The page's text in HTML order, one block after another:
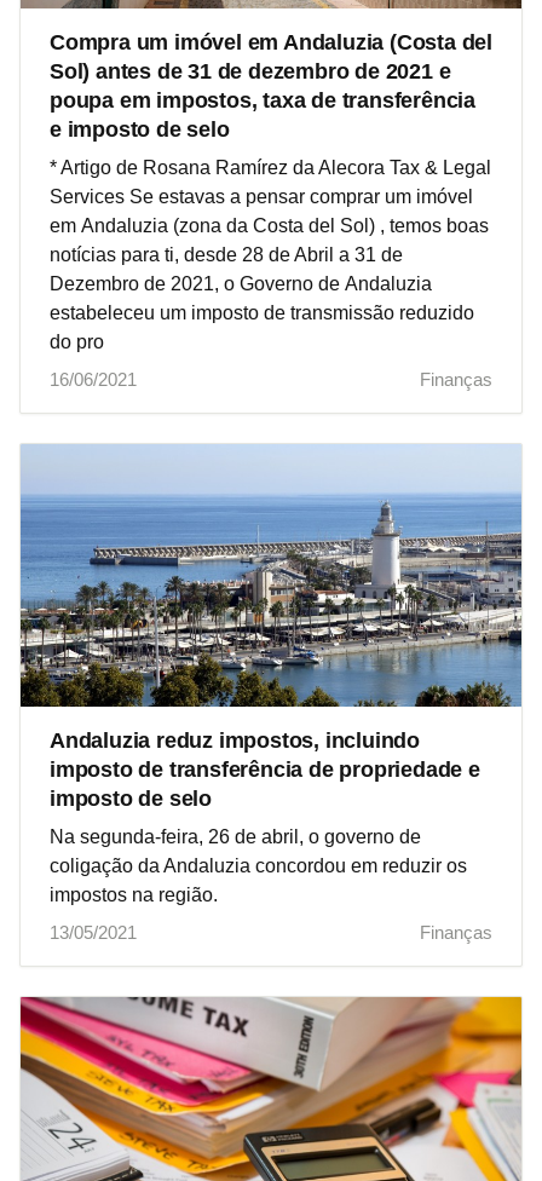
Compra um imóvel em Andaluzia (Costa del
Sol) antes de 31 de dezembro de 2021 e
poupa em impostos, taxa de transferência
e imposto de selo
* Artigo de Rosana Ramírez da Alecora Tax & Legal
Services Se estavas a pensar comprar um imóvel
em Andaluzia (zona da Costa del Sol) , temos boas
notícias para ti, desde 28 de Abril a 31 de
Dezembro de 2021, o Governo de Andaluzia
estabeleceu um imposto de transmissão reduzido
do pro
16/06/2021
Finanças
Andaluzia reduz impostos, incluindo
imposto de transferência de propriedade e
imposto de selo
Na segunda-feira, 26 de abril, o governo de
coligação da Andaluzia concordou em reduzir os
impostos na região.
13/05/2021
Finanças